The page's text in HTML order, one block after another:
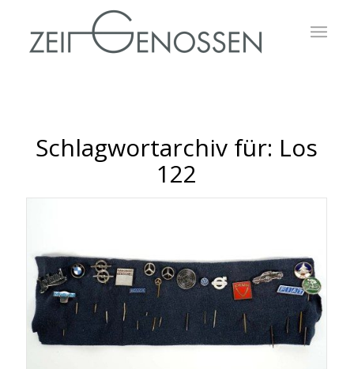
Schlagwortarchiv für: Los
122